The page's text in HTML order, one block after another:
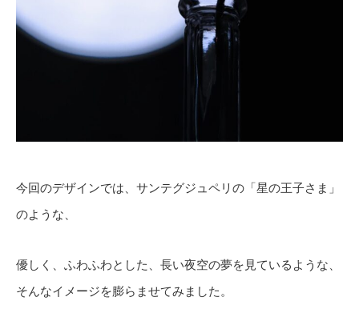
今回のデザインでは、サンテグジュペリの「星の王子さま」
のような、
優しく、ふわふわとした、長い夜空の夢を見ているような、
そんなイメージを膨らませてみました。